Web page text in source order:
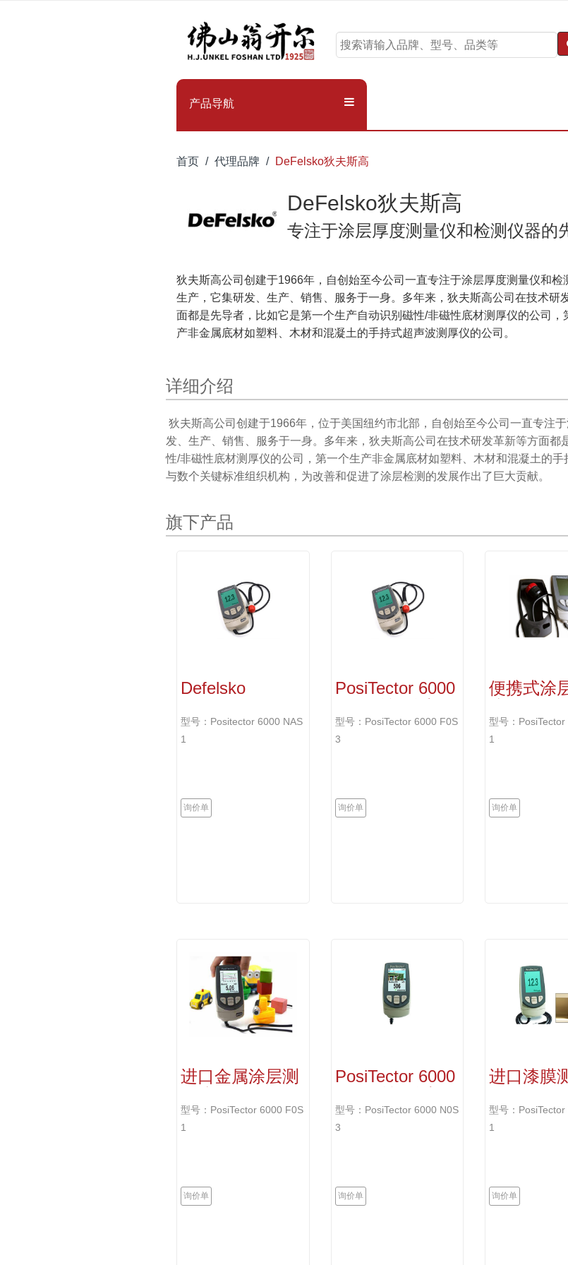
产品导航
首页 代理品牌 DeFelsko狄夫斯高
DeFelsko狄夫斯高
专注于涂层厚度测量仪和检测仪器的
狄夫斯高公司创建于1966年，自创始至今公司一直专注于涂层厚度测量仪和检
生产，它集研发、生产、销售、服务于一身。多年来，狄夫斯高公司在技术研
面都是先导者，比如它是第一个生产自动识别磁性/非磁性底材测厚仪的公司，
产非金属底材如塑料、木材和混凝土的手持式超声波测厚仪的公司。
详细介绍
狄夫斯高公司创建于1966年，位于美国纽约市北部，自创始至今公司一直专注
发、生产、销售、服务于一身。多年来，狄夫斯高公司在技术研发革新等方面
性/非磁性底材测厚仪的公司，第一个生产非金属底材如塑料、木材和混凝土的
与数个关键标准组织机构，为改善和促进了涂层检测的发展作出了巨大贡献。
旗下产品
Defelsko
NAS1涂层测厚
仪
型号：Positector 6000 NAS
1
询价单
PosiTector 6000
仪
型号：PosiTector 6000 F0S
3
询价单
便携式涂
型号：
1
询价单
进口金属涂层测
型号：PosiTector 6000 F0S
1
询价单
PosiTector 6000
仪
型号：PosiTector 6000 N0S
3
询价单
进口漆膜
型号：
1
询价单